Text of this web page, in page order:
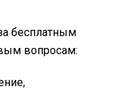
бесплатным
вопросам: